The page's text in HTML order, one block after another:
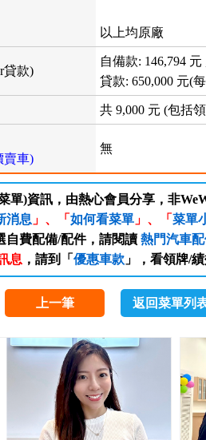
以上均原廠
貸款)
自備款: 146,794 元
貸款: 650,000 元(
共 9,000 元 (包括
賣車)
無
單)資訊，由熱心會員分享，非
消息 」、「 如何看菜單」、「 菜單
費配備/配件，請閱讀 熱門汽車
息 ，請到「 優惠車款」，看領牌/
上一筆 返回菜單列